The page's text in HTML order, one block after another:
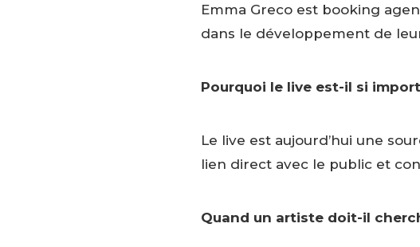
Emma Greco est booking
dans le développement de
Pourquoi le live est-il si
Le live est aujourd’hui une
lien direct avec le public et
Quand un artiste doit-il